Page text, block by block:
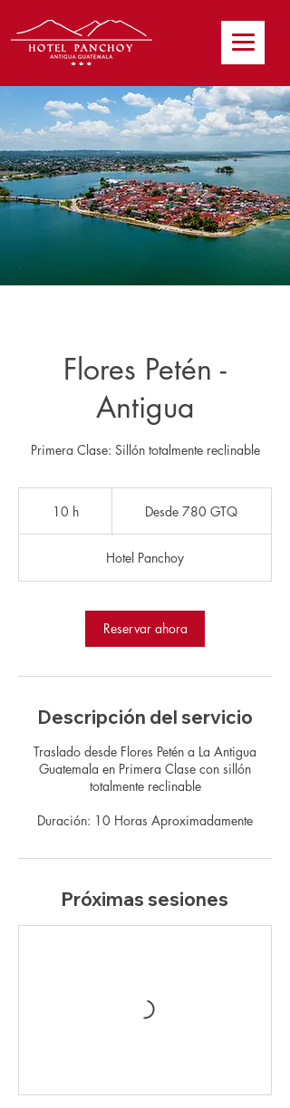
Flores Petén -
Antigua
Primera Clase: Sillón totalmente reclinable
10 h1
quetzalesDesde 780 GTQ
Hotel Panchoy
Reservar ahora
Descripción del servicio
Traslado desde Flores Petén a La Antigua
Guatemala en Primera Clase con sillón
totalmente reclinable
Duración: 10 Horas Aproximadamente
Próximas sesiones